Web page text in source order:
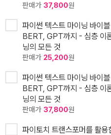
판매가 37,800원
파이썬 텍스트 마이닝 바이
BERT, GPT까지 - 심층 이
닝의 모든 것
판매가 25,200원
파이썬 텍스트 마이닝 바이
BERT, GPT까지 - 심층 이
닝의 모든 것
판매가 37,800원
파이토치 트랜스포머를 활